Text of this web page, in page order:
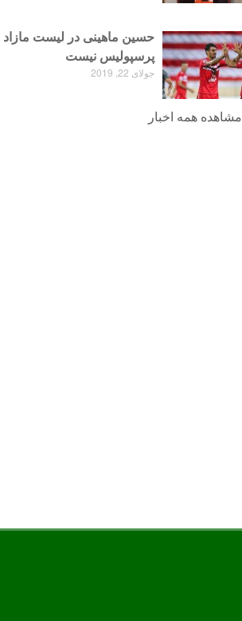
حسین ماهینی در لیست مازاد
پرسپولیس نیست
جولای 22, 2019
مشاهده همه اخبار